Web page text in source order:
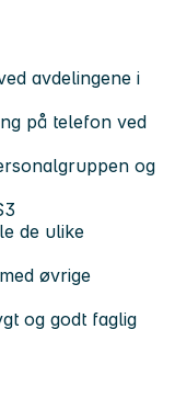
avdelingene i
på telefon ved
og
de ulike
øvrige
og godt faglig